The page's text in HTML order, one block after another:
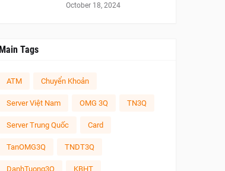
October 18, 2024
Main Tags
ATM Chuyển Khoản
Server Việt Nam OMG 3Q TN3Q
Server Trung Quốc Card
TanOMG3Q TNDT3Q
DanhTuong3Q KBHT